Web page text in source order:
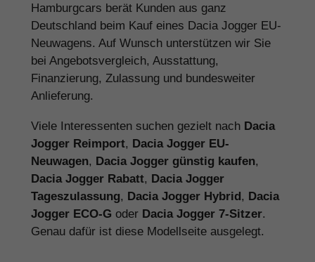
Hamburgcars berät Kunden aus ganz
Deutschland beim Kauf eines Dacia Jogger EU-
Neuwagens. Auf Wunsch unterstützen wir Sie
bei Angebotsvergleich, Ausstattung,
Finanzierung, Zulassung und bundesweiter
Anlieferung.
Viele Interessenten suchen gezielt nach Dacia
Jogger Reimport, Dacia Jogger EU-
Neuwagen, Dacia Jogger günstig kaufen,
Dacia Jogger Rabatt, Dacia Jogger
Tageszulassung, Dacia Jogger Hybrid, Dacia
Jogger ECO-G oder Dacia Jogger 7-Sitzer.
Genau dafür ist diese Modellseite ausgelegt.